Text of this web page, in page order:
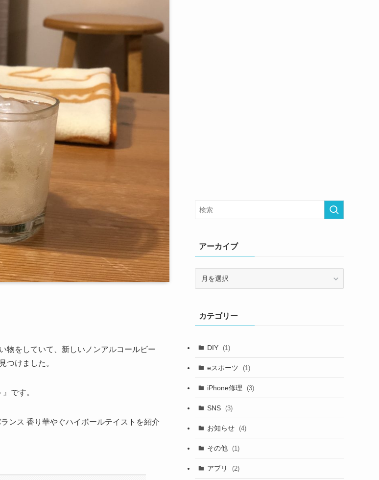
物をしていて、新しいノンアルコールビー
つけました。
です。
ンス 香り華やぐハイボールテイストを紹介
アーカイブ
ブカテゴリー
DIY (1)
eスポーツ (1)
iPhone修理 (3)
SNS (3)
お知らせ (4)
その他 (1)
アプリ (2)